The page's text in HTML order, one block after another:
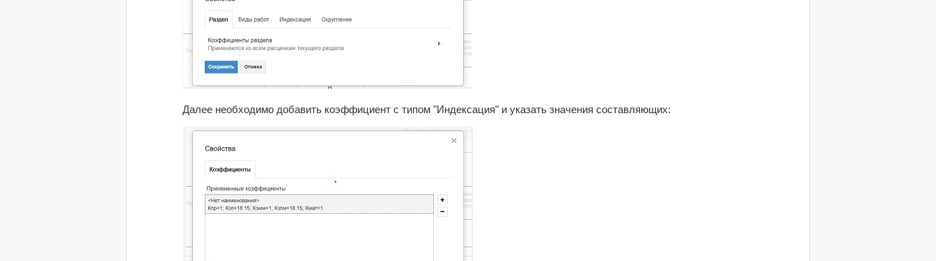
Далее необходимо добавить коэффициент с типом "Индексация" и указать значения составляющих: